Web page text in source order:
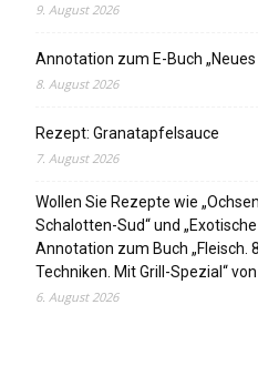
9. August 2026
Annotation zum E-Buch „Neues
8. August 2026
Rezept: Granatapfelsauce
7. August 2026
Wollen Sie Rezepte wie
Schalotten-Sud“ und
Annotation zum Buch „Fleisch.
Techniken. Mit Grill-Spezial“
6. August 2026